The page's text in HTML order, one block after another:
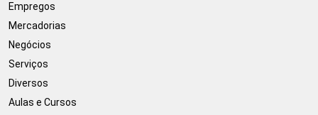
Empregos
Mercadorias
Negócios
Serviços
Diversos
Aulas e Cursos